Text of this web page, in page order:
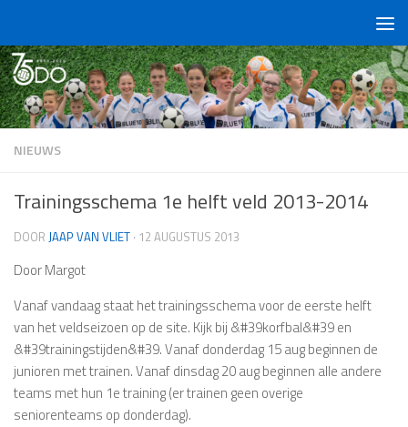
NIEUWS
Trainingsschema 1e helft veld 2013-2014
DOOR JAAP VAN VLIET · 12 AUGUSTUS 2013
Door Margot
Vanaf vandaag staat het trainingsschema voor de eerste helft
van het veldseizoen op de site. Kijk bij &#39korfbal&#39 en
&#39trainingstijden&#39. Vanaf donderdag 15 aug beginnen de
junioren met trainen. Vanaf dinsdag 20 aug beginnen alle andere
teams met hun 1e training (er trainen geen overige
seniorenteams op donderdag).